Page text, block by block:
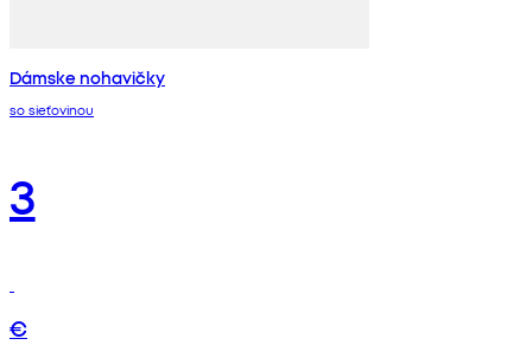
Dámske nohavičky
so sieťovinou
3
€